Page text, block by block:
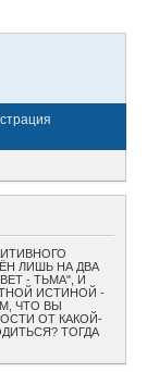
ЛИШЬ НА ДВА
- ТЬМА", И
ИСТИНОЙ -
ЧТО ВЫ
ОТ КАКОЙ-
ТОГДА